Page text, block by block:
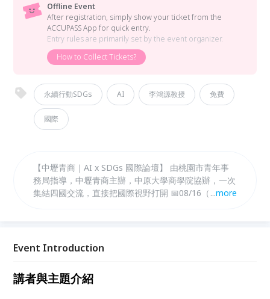
Offline Event
After registration, simply show your ticket from the
ACCUPASS App for quick entry.
Entry rules are primarily set by the event organizer.
How to Collect Tickets?
永續行動SDGs AI 李鴻源教授 免費
國際
【中壢青商｜AI x SDGs 國際論壇】 由桃園市青年事
務局指導，中壢青商主辦，中原大學商學院協辦，一次
集結四國交流，直接把國際視野打開 📅08/16（日）
× 永續」到底在紅什麼 免費入場！想增廣見聞、接觸
...more
Event Introduction
講者與主題介紹